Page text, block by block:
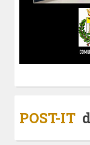
POST-IT